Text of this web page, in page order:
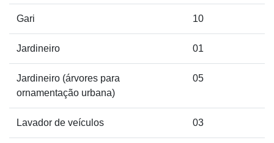
Gari 10
Jardineiro 01
Jardineiro (árvores para
ornamentação urbana)
05
Lavador de veículos 03